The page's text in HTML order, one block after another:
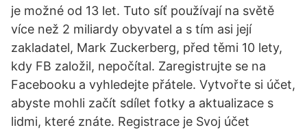
je možné od 13 let. Tuto síť používají na světě
více než 2 miliardy obyvatel a s tím asi její
zakladatel, Mark Zuckerberg, před těmi 10 lety,
kdy FB založil, nepočítal. Zaregistrujte se na
Facebooku a vyhledejte přátele. Vytvořte si účet,
abyste mohli začít sdílet fotky a aktualizace s
lidmi, které znáte. Registrace je Svoj účet